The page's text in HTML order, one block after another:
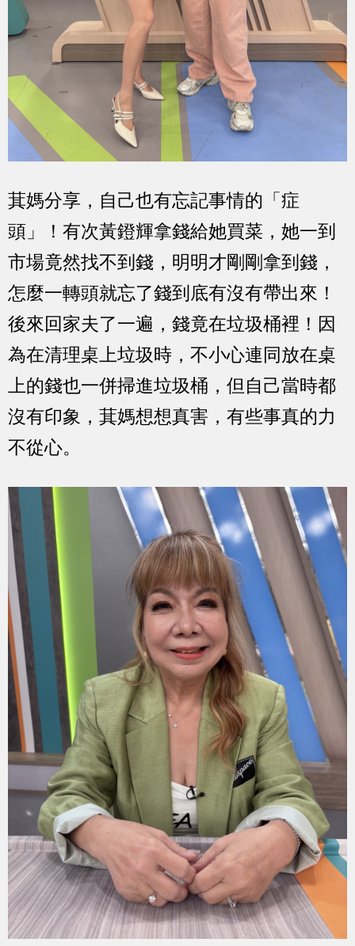
萁媽分享，自己也有忘記事情的「症
頭」！有次黃鐙輝拿錢給她買菜，她一到
市場竟然找不到錢，明明才剛剛拿到錢，
怎麼一轉頭就忘了錢到底有沒有帶出來！
後來回家夫了一遍，錢竟在垃圾桶裡！因
為在清理桌上垃圾時，不小心連同放在桌
上的錢也一併掃進垃圾桶，但自己當時都
沒有印象，萁媽想想真害，有些事真的力
不從心。